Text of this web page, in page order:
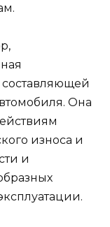
составляющей
Она
износа и
и